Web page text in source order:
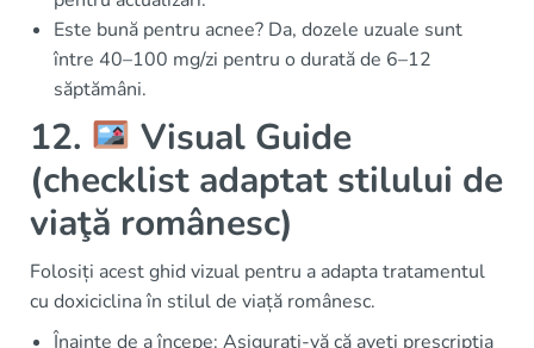
Este bună pentru acnee? Da, dozele uzuale sunt
între 40–100 mg/zi pentru o durată de 6–12
săptămâni.
12.
Visual Guide
(checklist adaptat stilului de
viaţă românesc)
Folosiți acest ghid vizual pentru a adapta tratamentul
cu doxiciclina în stilul de viață românesc.
Înainte de a începe: Asigurați-vă că aveți prescripția